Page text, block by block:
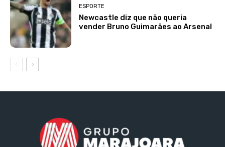
ESPORTE
Newcastle diz que não queria
vender Bruno Guimarães ao Arsenal